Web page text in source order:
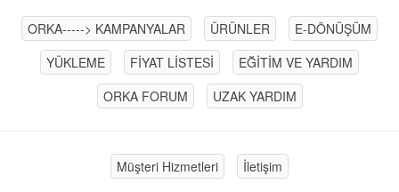
ORKA-----> KAMPANYALAR ÜRÜNLER
E-DÖNÜŞÜM
YÜKLEME
FİYAT LİSTESİ
EĞİTİM VE YARDIM
ORKA FORUM
UZAK YARDIM
Müşteri Hizmetleri İletişim